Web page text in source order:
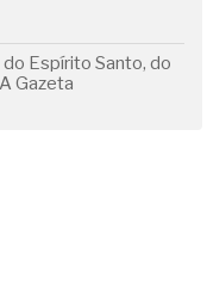
Espírito Santo, do
Gazeta